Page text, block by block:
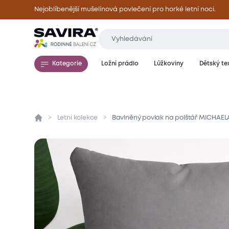
Nejoblíbenější mušelínová povlečení pro horké letní noci.
Kategorie Ložní prádlo Lůžkoviny Dětský
Přehled Parametry Popis produktu
Letní kolekce Bavlněný povlak na polštář